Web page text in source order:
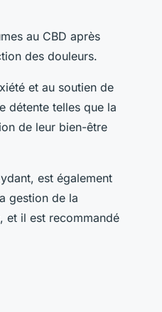
au CBD après
des douleurs.
et au soutien de
détente telles que la
de leur bien-être
est également
gestion de la
et il est recommandé